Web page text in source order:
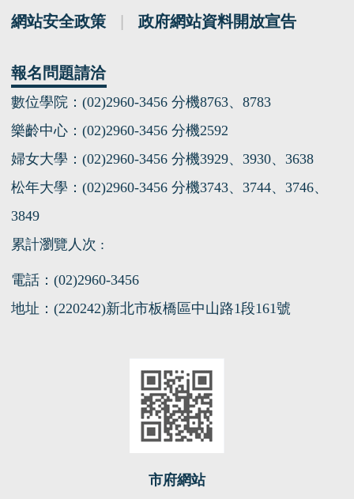
北市數位樂學網「課程資訊」或電洽各
114年8月22日(星期五)中午12時：新北
市數位樂學網正取生報到人數公告
114年8月25日(星期一)：第二階段現場
有餘額始開放現場報名名額遞補)
114年9月初：各班級陸續開課
網站安全政策
政府網站資料開放宣告
報名問題請洽
數位學院：(02)2960-3456 分機8763、8783
樂齡中心：(02)2960-3456 分機2592
婦女大學：(02)2960-3456 分機3929、3930、3638
松年大學：(02)2960-3456 分機3743、3744、3746、
3849
累計瀏覽人次 :
電話：(02)2960-3456
地址：(220242)新北市板橋區中山路1段161號
市府網站